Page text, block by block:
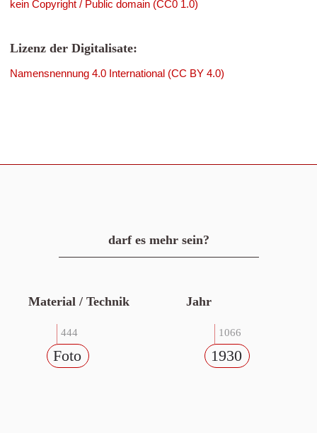
kein Copyright / Public domain (CC0 1.0)
Lizenz der Digitalisate:
Namensnennung 4.0 International (CC BY 4.0)
darf es mehr sein?
Material / Technik
444
Foto
Jahr
1066
1930